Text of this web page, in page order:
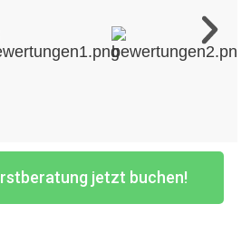
jetzt buchen!